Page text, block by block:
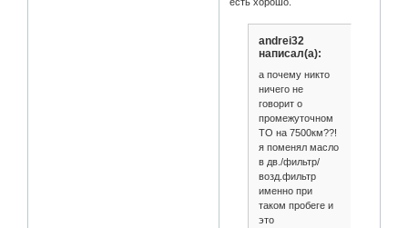
andrei32
написал(а):
а почему никто
ничего не
говорит о
промежуточном
ТО на 7500км??!
я поменял масло
в дв./фильтр/
возд.фильтр
именно при
таком пробеге и
это